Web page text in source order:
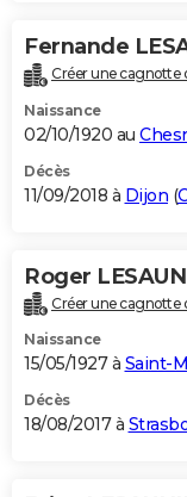
Fernande
Créer une cagnotte
Naissance
02/10/1920 au
Décès
11/09/2018 à Dijon (
Roger
Créer une cagnotte
Naissance
15/05/1927 à Saint-
Décès
18/08/2017 à